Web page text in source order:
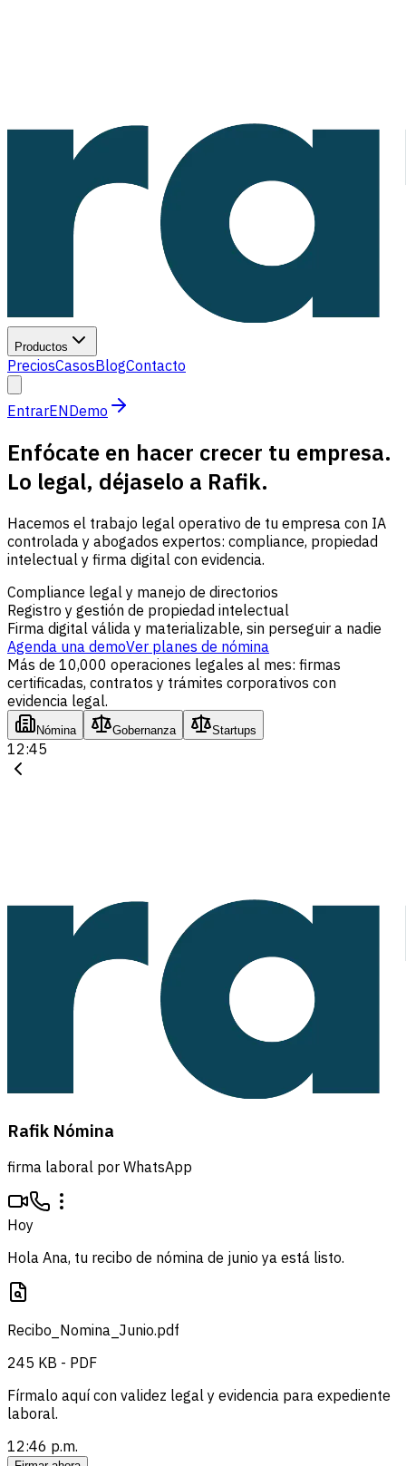
Productos
PreciosCasosBlogContacto
EntrarENDemo
Enfócate en hacer crecer tu empresa.
Lo legal, déjaselo a Rafik.
Hacemos el trabajo legal operativo de tu empresa con IA
controlada y abogados expertos: compliance, propiedad
intelectual y firma digital con evidencia.
Compliance legal y manejo de directorios
Registro y gestión de propiedad intelectual
Firma digital válida y materializable, sin perseguir a nadie
Agenda una demoVer planes de nómina
Más de 10,000 operaciones legales al mes: firmas
certificadas, contratos y trámites corporativos con
evidencia legal.
Nómina Gobernanza Startups
12:45
Rafik Nómina
firma laboral por WhatsApp
Hoy
Hola Ana, tu recibo de nómina de junio ya está listo.
Recibo_Nomina_Junio.pdf
245 KB - PDF
Fírmalo aquí con validez legal y evidencia para expediente
laboral.
12:46 p.m.